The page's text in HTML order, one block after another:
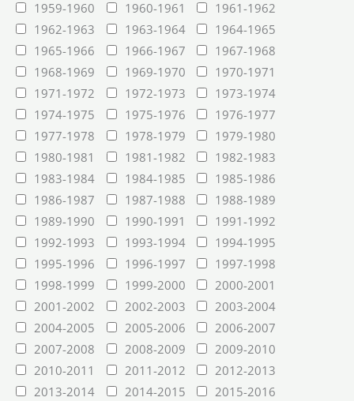
1959-1960
1960-1961
1961-1962
1962-1963
1963-1964
1964-1965
1965-1966
1966-1967
1967-1968
1968-1969
1969-1970
1970-1971
1971-1972
1972-1973
1973-1974
1974-1975
1975-1976
1976-1977
1977-1978
1978-1979
1979-1980
1980-1981
1981-1982
1982-1983
1983-1984
1984-1985
1985-1986
1986-1987
1987-1988
1988-1989
1989-1990
1990-1991
1991-1992
1992-1993
1993-1994
1994-1995
1995-1996
1996-1997
1997-1998
1998-1999
1999-2000
2000-2001
2001-2002
2002-2003
2003-2004
2004-2005
2005-2006
2006-2007
2007-2008
2008-2009
2009-2010
2010-2011
2011-2012
2012-2013
2013-2014
2014-2015
2015-2016